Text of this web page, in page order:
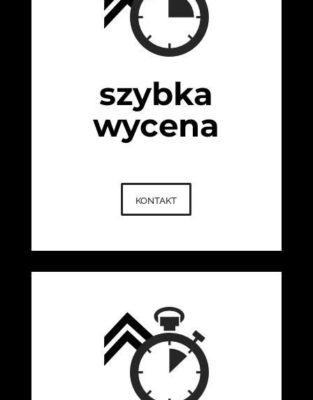
szybka
wycena
kontakt